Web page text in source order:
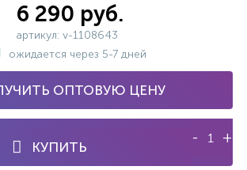
6 290 руб.
артикул: v-1108643
ожидается через 5-7 дней
ОПТОВУЮ ЦЕНУ
КУПИТЬ
- +